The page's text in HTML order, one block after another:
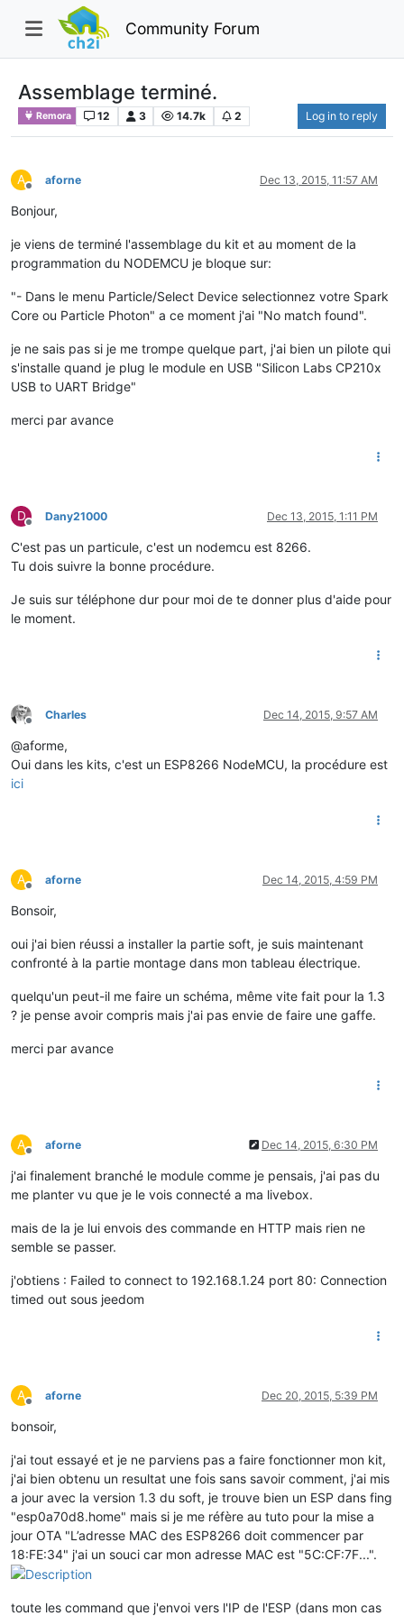
Community Forum
Assemblage terminé.
Remora 12 3 14.7k 2 Log in to reply
A
Offline
aforne Dec 13, 2015, 11:57 AM
Bonjour,
je viens de terminé l'assemblage du kit et au moment de la
programmation du NODEMCU je bloque sur:
"- Dans le menu Particle/Select Device selectionnez votre Spark
Core ou Particle Photon" a ce moment j'ai "No match found".
je ne sais pas si je me trompe quelque part, j'ai bien un pilote qui
s'installe quand je plug le module en USB "Silicon Labs CP210x
USB to UART Bridge"
merci par avance
D
Offline
Dany21000 Dec 13, 2015, 1:11 PM
C'est pas un particule, c'est un nodemcu est 8266.
Tu dois suivre la bonne procédure.
Je suis sur téléphone dur pour moi de te donner plus d'aide pour
le moment.
Offline
Charles Dec 14, 2015, 9:57 AM
@aforme,
Oui dans les kits, c'est un ESP8266 NodeMCU, la procédure est
ici
A
Offline
aforne Dec 14, 2015, 4:59 PM
Bonsoir,
oui j'ai bien réussi a installer la partie soft, je suis maintenant
confronté à la partie montage dans mon tableau électrique.
quelqu'un peut-il me faire un schéma, même vite fait pour la 1.3
? je pense avoir compris mais j'ai pas envie de faire une gaffe.
merci par avance
A
Offline
aforne Dec 14, 2015, 6:30 PM
j'ai finalement branché le module comme je pensais, j'ai pas du
me planter vu que je le vois connecté a ma livebox.
mais de la je lui envois des commande en HTTP mais rien ne
semble se passer.
j'obtiens : Failed to connect to 192.168.1.24 port 80: Connection
timed out sous jeedom
A
Offline
aforne Dec 20, 2015, 5:39 PM
bonsoir,
j'ai tout essayé et je ne parviens pas a faire fonctionner mon kit,
j'ai bien obtenu un resultat une fois sans savoir comment, j'ai mis
a jour avec la version 1.3 du soft, je trouve bien un ESP dans fing
"esp0a70d8.home" mais si je me réfère au tuto pour la mise a
jour OTA "L’adresse MAC des ESP8266 doit commencer par
18:FE:34" j'ai un souci car mon adresse MAC est "5C:CF:7F...".
toute les command que j'envoi vers l'IP de l'ESP (dans mon cas